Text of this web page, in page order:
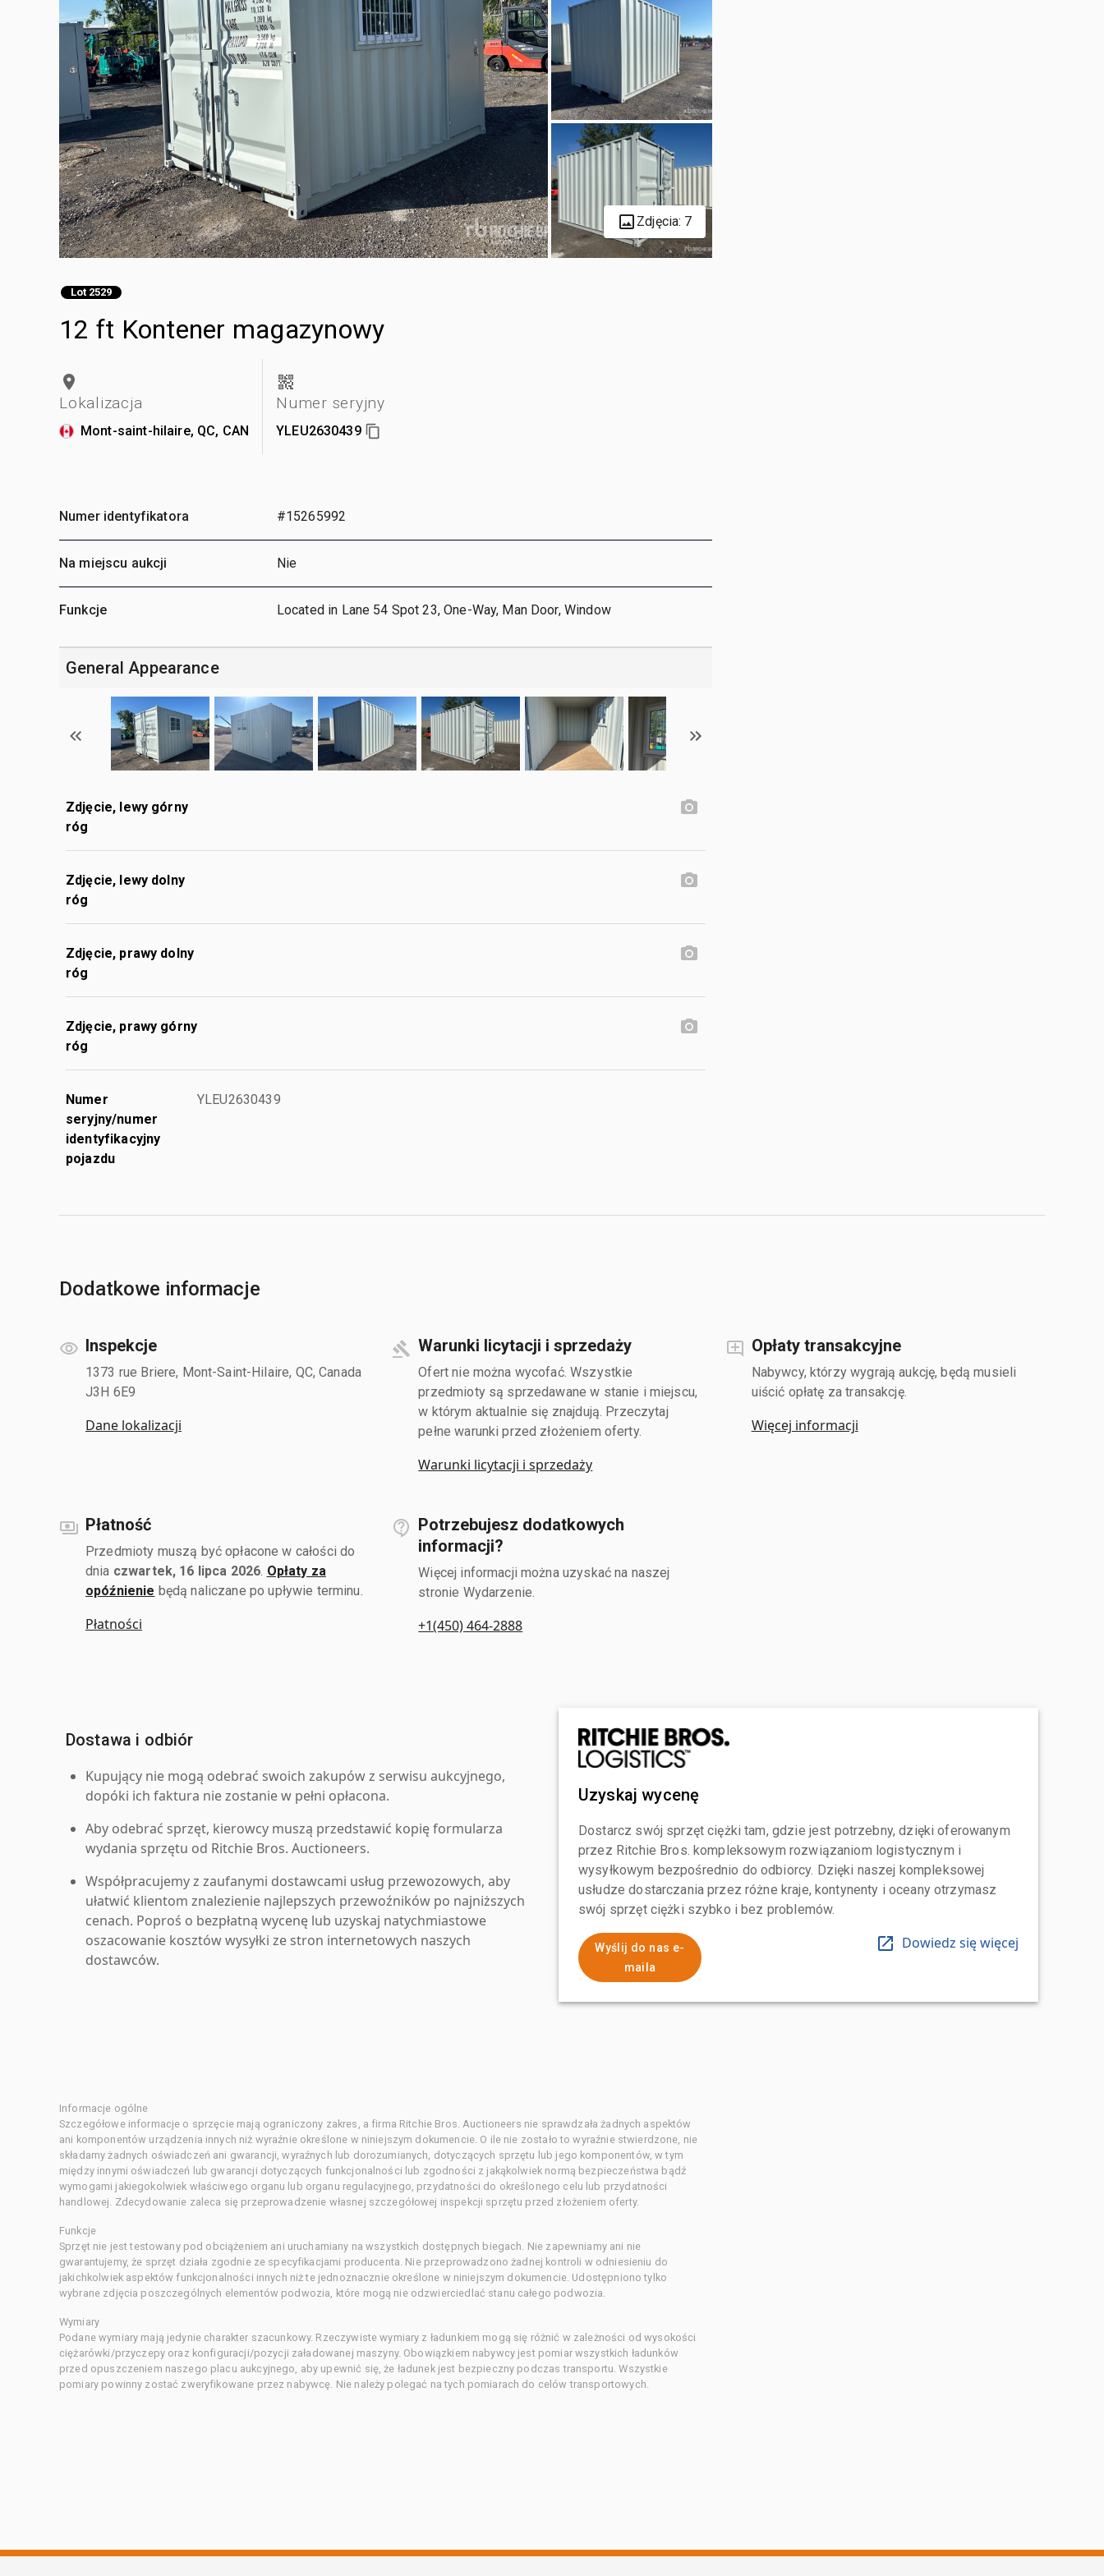
Zdjęcia: 7
Lot 2529
12 ft Kontener magazynowy
Lokalizacja
Mont-saint-hilaire, QC, CAN
Numer seryjny
YLEU2630439
Numer identyfikatora #15265992
Na miejscu aukcji Nie
Funkcje Located in Lane 54 Spot 23, One-Way, Man Door, Window
General Appearance
Zdjęcie, lewy górny
róg
Zdjęcie, lewy dolny
róg
Zdjęcie, prawy dolny
róg
Zdjęcie, prawy górny
róg
Numer
seryjny/numer
identyfikacyjny
pojazdu
YLEU2630439
Dodatkowe informacje
Inspekcje
1373 rue Briere, Mont-Saint-Hilaire, QC, Canada
J3H 6E9
Dane lokalizacji
Warunki licytacji i sprzedaży
Ofert nie można wycofać. Wszystkie
przedmioty są sprzedawane w stanie i miejscu,
w którym aktualnie się znajdują. Przeczytaj
pełne warunki przed złożeniem oferty.
Warunki licytacji i sprzedaży
Opłaty transakcyjne
Nabywcy, którzy wygrają aukcję, będą musieli
uiścić opłatę za transakcję.
Więcej informacji
Płatność
Przedmioty muszą być opłacone w całości do
dnia czwartek, 16 lipca 2026 Opłaty za
opóźnienie będą naliczane po upływie terminu.
Płatności
Potrzebujesz dodatkowych
informacji?
Więcej informacji można uzyskać na naszej
stronie Wydarzenie.
+1(450) 464-2888
Dostawa i odbiór
Kupujący nie mogą odebrać swoich zakupów z serwisu aukcyjnego,
dopóki ich faktura nie zostanie w pełni opłacona.
Aby odebrać sprzęt, kierowcy muszą przedstawić kopię formularza
wydania sprzętu od Ritchie Bros. Auctioneers.
Współpracujemy z zaufanymi dostawcami usług przewozowych, aby
ułatwić klientom znalezienie najlepszych przewoźników po najniższych
cenach. Poproś o bezpłatną wycenę lub uzyskaj natychmiastowe
oszacowanie kosztów wysyłki ze stron internetowych naszych
dostawców.
Uzyskaj wycenę
Dostarcz swój sprzęt ciężki tam, gdzie jest potrzebny, dzięki oferowanym
przez Ritchie Bros. kompleksowym rozwiązaniom logistycznym i
wysyłkowym bezpośrednio do odbiorcy. Dzięki naszej kompleksowej
usłudze dostarczania przez różne kraje, kontynenty i oceany otrzymasz
swój sprzęt ciężki szybko i bez problemów.
Wyślij do nas e-
maila
Dowiedz się więcej
Informacje ogólne
Szczegółowe informacje o sprzęcie mają ograniczony zakres, a firma Ritchie Bros. Auctioneers nie sprawdzała żadnych aspektów
ani komponentów urządzenia innych niż wyraźnie określone w niniejszym dokumencie. O ile nie zostało to wyraźnie stwierdzone, nie
składamy żadnych oświadczeń ani gwarancji, wyraźnych lub dorozumianych, dotyczących sprzętu lub jego komponentów, w tym
między innymi oświadczeń lub gwarancji dotyczących funkcjonalności lub zgodności z jakąkolwiek normą bezpieczeństwa bądź
wymogami jakiegokolwiek właściwego organu lub organu regulacyjnego, przydatności do określonego celu lub przydatności
handlowej. Zdecydowanie zaleca się przeprowadzenie własnej szczegółowej inspekcji sprzętu przed złożeniem oferty.
Funkcje
Sprzęt nie jest testowany pod obciążeniem ani uruchamiany na wszystkich dostępnych biegach. Nie zapewniamy ani nie
gwarantujemy, że sprzęt działa zgodnie ze specyfikacjami producenta. Nie przeprowadzono żadnej kontroli w odniesieniu do
jakichkolwiek aspektów funkcjonalności innych niż te jednoznacznie określone w niniejszym dokumencie. Udostępniono tylko
wybrane zdjęcia poszczególnych elementów podwozia, które mogą nie odzwierciedlać stanu całego podwozia.
Wymiary
Podane wymiary mają jedynie charakter szacunkowy. Rzeczywiste wymiary z ładunkiem mogą się różnić w zależności od wysokości
ciężarówki/przyczepy oraz konfiguracji/pozycji załadowanej maszyny. Obowiązkiem nabywcy jest pomiar wszystkich ładunków
przed opuszczeniem naszego placu aukcyjnego, aby upewnić się, że ładunek jest bezpieczny podczas transportu. Wszystkie
pomiary powinny zostać zweryfikowane przez nabywcę. Nie należy polegać na tych pomiarach do celów transportowych.